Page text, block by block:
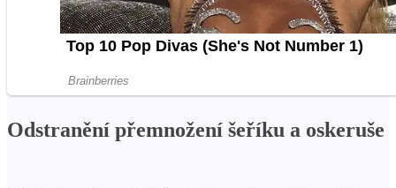
Odstranění přemnožení šeříku a oskeruše